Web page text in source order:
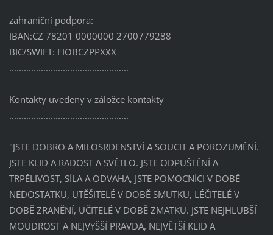
zahraniční podpora:
IBAN:CZ 78201 0000000 2700779288
BIC/SWIFT: FIOBCZPPXXX
.................................................
Kontakty uvedeny v záložce kontakty
.................................................
"JSTE DOBRO A MILOSRDENSTVÍ A SOUCIT A POROZUMĚNÍ.
JSTE KLID A RADOST A SVĚTLO. JSTE ODPUŠTĚNÍ A
TRPĚLIVOST, SÍLA A ODVAHA, JSTE POMOCNÍCI V DOBĚ
NEDOSTATKU, UTĚŠITELÉ V DOBĚ SMUTKU, LÉČITELÉ V
DOBĚ ZRANĚNÍ, UČITELÉ V DOBĚ ZMATKU. JSTE NEJHLUBŠÍ
MOUDROST A NEJVYŠŠÍ PRAVDA, NEJVĚTŠÍ KLID A